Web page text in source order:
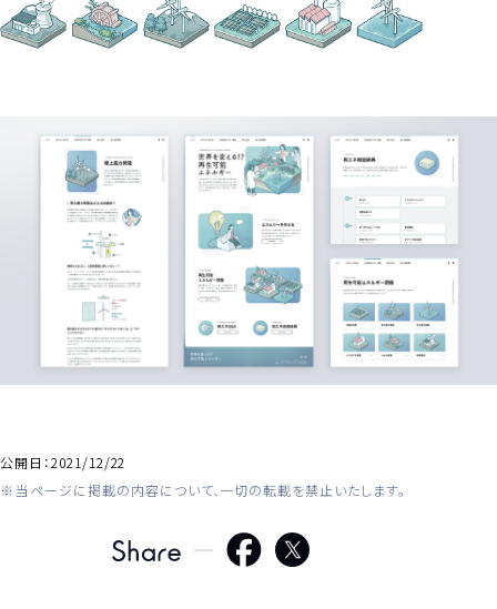
公開日：2021/12/22
当ページに掲載の内容について、一切の転載を禁止いたします。